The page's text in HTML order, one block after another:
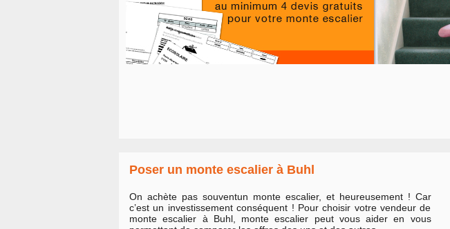
Poser un monte escalier à Buhl
On achète pas souventun monte escalier, et heureusement ! Car
c’est un investissement conséquent ! Pour choisir votre vendeur de
monte escalier à Buhl, monte escalier peut vous aider en vous